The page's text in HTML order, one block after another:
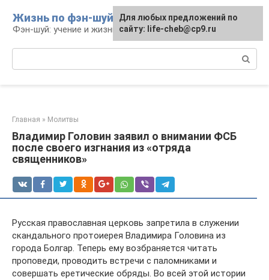
контенту
Жизнь по фэн-шуй
Фэн-шуй: учение и жизнь
Главная » Молитвы
Владимир Головин заявил о внимании ФСБ
после своего изгнания из «отряда
священников»
Русская православная церковь запретила в служении
скандального протоиерея Владимира Головина из
города Болгар. Теперь ему возбраняется читать
проповеди, проводить встречи с паломниками и
совершать еретические обряды. Во всей этой истории
Для любых предложений по
сайту: life-cheb@cp9.ru
Для любых предложений по
сайту: life-cheb@cp9.ru